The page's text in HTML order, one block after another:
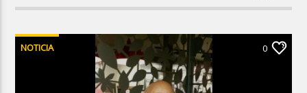
NOTICIA 0